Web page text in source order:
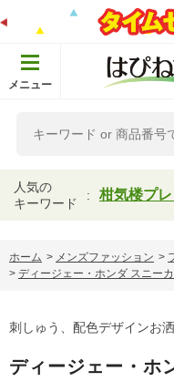
メニュー
人気の
キーワード
柑気楼プ
ホーム > メンズファッション >
> ディージェー・ホンダ スニー
刺しゅう、配色デザインお
ディージェー・ホ